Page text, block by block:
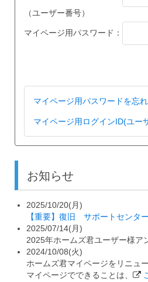
（ユーザー番号）
マイページ用パスワード：
マイページ用パスワードを忘
マイページ用ログインID(ユー
お知らせ
2025/10/20(月)
【重要】復旧 サポートセンタ
2025/07/14(月)
2025年ホームズ君ユーザー様ア
2024/10/08(火)
ホームズ君マイページをリニュ
マイページでできることは、